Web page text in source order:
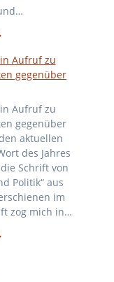
Aufruf zu
gegenüber
Aufruf zu
gegenüber
aktuellen
des Jahres
Schrift von
Politik“ aus
im
zog mich in…